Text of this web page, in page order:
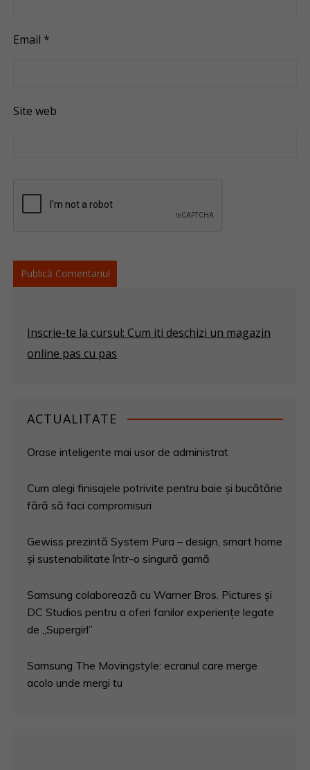
Email *
Site web
Inscrie-te la cursul: Cum iti deschizi un magazin
online pas cu pas
ACTUALITATE
Orase inteligente mai usor de administrat
Cum alegi finisajele potrivite pentru baie și bucătărie
fără să faci compromisuri
Gewiss prezintă System Pura – design, smart home
și sustenabilitate într-o singură gamă
Samsung colaborează cu Warner Bros. Pictures și
DC Studios pentru a oferi fanilor experiențe legate
de „Supergirl”
Samsung The Movingstyle: ecranul care merge
acolo unde mergi tu